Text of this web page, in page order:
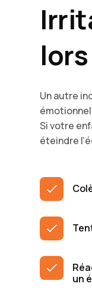
Un autre
Si votre
éteindre
un